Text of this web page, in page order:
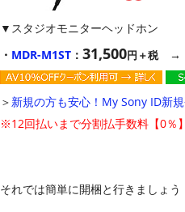
▼スタジオモニターヘッドホン
・ MDR-M1ST： 31,500円＋税→
＞ 新規の方も安心！My Sony ID新
※12回払いまで分割払手数料【0％】
それでは簡単に開梱と行きましょ